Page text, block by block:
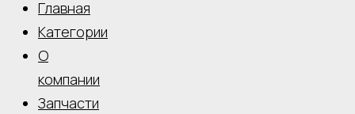
Главная
Категории
О
компании
Запчасти